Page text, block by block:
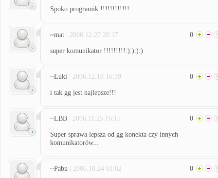
Spoko programik !!!!!!!!!!!!
~mat | 2006.12.27 20:17 0
super komunikator !!!!!!!!!:):):):)
~Łuki | 2006.12.18 16:39 0
i tak gg jest najlepsze!!!
~LBB | 2006.11.25 16:17 0
Super sprawa lepsza od gg konekta czy innych
komunikatorów...
~Pabu | 2006.10.24 01:02 0